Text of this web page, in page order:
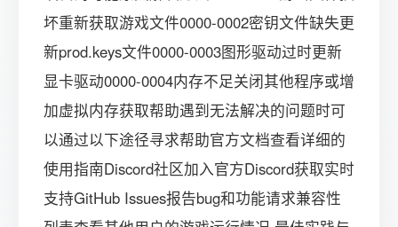
坏重新获取游戏文件0000-0002密钥文件缺失更
新prod.keys文件0000-0003图形驱动过时更新
显卡驱动0000-0004内存不足关闭其他程序或增
加虚拟内存获取帮助遇到无法解决的问题时可
以通过以下途径寻求帮助官方文档查看详细的
使用指南Discord社区加入官方Discord获取实时
支持GitHub Issues报告bug和功能请求兼容性